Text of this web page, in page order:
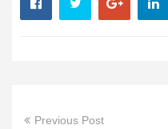
Previous Post